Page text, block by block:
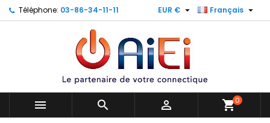
Téléphone: 03-86-34-11-11 Français 
EUR € 
   shopping_cart0
Mes listes ×
Créer une nouvelle liste
((modalTitle)) ×
((confirmMessage))
((cancelText)) ((modalDeleteText))
Créer une liste d'envies ×
Nom de la liste d'envies
Annuler Créer une liste d'envies
Connexion ×
Vous devez être connecté pour ajouter des produits
à votre liste d'envies.
Annuler Connexion